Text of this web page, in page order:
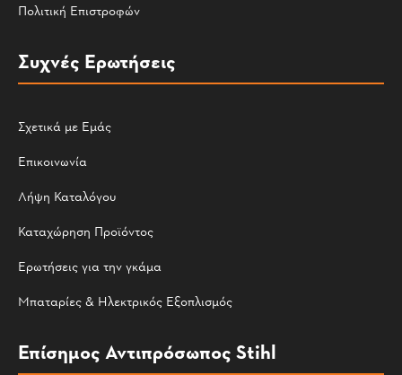
Πολιτική Επιστροφών
Συχνές Ερωτήσεις
Σχετικά με Εμάς
Επικοινωνία
Λήψη Καταλόγου
Καταχώρηση Προϊόντος
Ερωτήσεις για την γκάμα
Μπαταρίες & Ηλεκτρικός Εξοπλισμός
Επίσημος Αντιπρόσωπος Stihl